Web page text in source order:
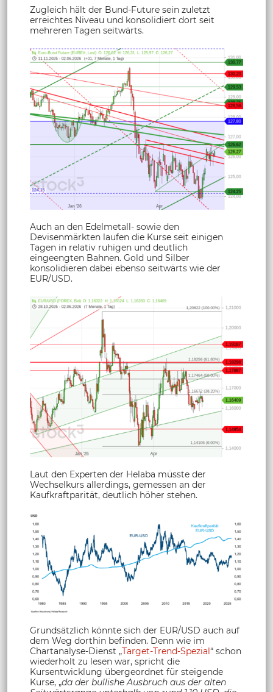
Zugleich hält der Bund-Future sein zuletzt
erreichtes Niveau und konsolidiert dort seit
mehreren Tagen seitwärts.
Auch an den Edelmetall- sowie den
Devisenmärkten laufen die Kurse seit einigen
Tagen in relativ ruhigen und deutlich
eingeengten Bahnen. Gold und Silber
konsolidieren dabei ebenso seitwärts wie der
EUR/USD.
Laut den Experten der Helaba müsste der
Wechselkurs allerdings, gemessen an der
Kaufkraftparität, deutlich höher stehen.
Grundsätzlich könnte sich der EUR/USD auch auf
dem Weg dorthin befinden. Denn wie im
Chartanalyse-Dienst „Target-Trend-Spezial“ schon
wiederholt zu lesen war, spricht die
Kursentwicklung übergeordnet für steigende
Kurse, „da der bullishe Ausbruch aus der alten